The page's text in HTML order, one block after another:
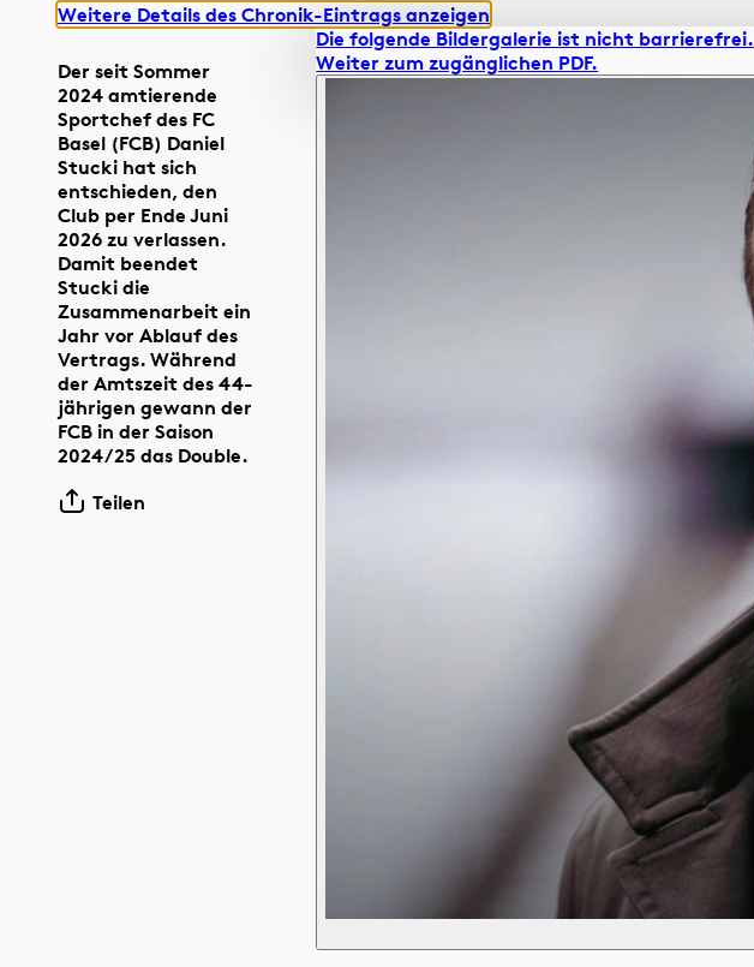
Weitere Details des Chronik-Eintrags anzeigen
Der seit Sommer
2024 amtierende
Sportchef des FC
Basel (FCB) Daniel
Stucki hat sich
entschieden, den
Club per Ende Juni
2026 zu verlassen.
Damit beendet
Stucki die
Zusammenarbeit ein
Jahr vor Ablauf des
Vertrags. Während
der Amtszeit des 44-
jährigen gewann der
FCB in der Saison
2024/25 das Double.
Teilen
Die folgende Bildergalerie ist nicht barrierefrei.
Weiter zum zugänglichen PDF.